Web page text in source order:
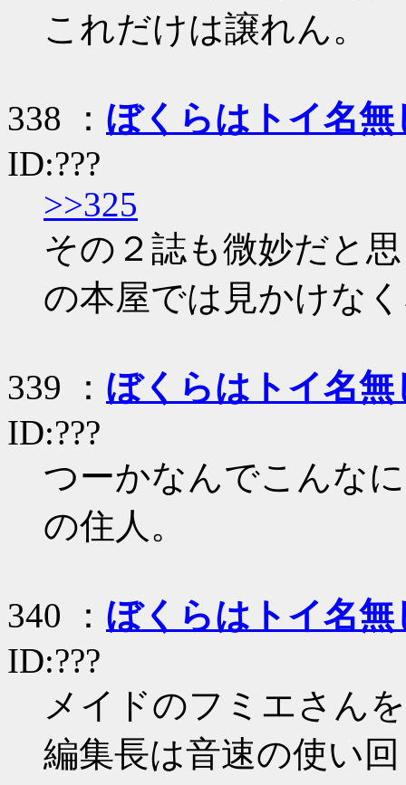
これだけは譲れん。
338 ： ぼくらはトイ名無
ID:???
>>325
その２誌も微妙だと
の本屋では見かけな
339 ： ぼくらはトイ名無
ID:???
つーかなんでこんな
の住人。
340 ： ぼくらはトイ名無
ID:???
メイドのフミエさん
編集長は音速の使い